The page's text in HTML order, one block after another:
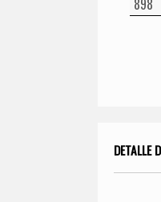
DETALLE